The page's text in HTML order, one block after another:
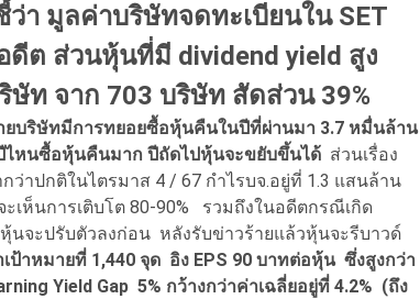
า มูลค่าบริษัทจดทะเบียนใน SET
ดีต ส่วนหุ้นที่มี dividend yield สูง
ษัท จาก 703 บริษัท สัดส่วน 39%
บริษัทมีการทยอยซื้อหุ้นคืนในปีที่ผ่านมา 3.7 หมื่นล้าน
ไหนซื้อหุ้นคืนมาก ปีถัดไปหุ้นจะขยับขึ้นได้ ส่วนเรื่อง
ว่าปกติในไตรมาส 4 / 67 กำไรบจ.อยู่ที่ 1.3 แสนล้าน
เห็นการเติบโต 80-90% รวมถึงในอดีตกรณีเกิด
นจะปรับตัวลงก่อน หลังรับข่าวร้ายแล้วหุ้นจะรีบาวด์
าหมายที่ 1,440 จุด อิง EPS 90 บาทต่อหุ้น ซึ่งสูงกว่า
Yield Gap 5% กว้างกว่าค่าเฉลี่ยอยู่ที่ 4.2% (ถึง